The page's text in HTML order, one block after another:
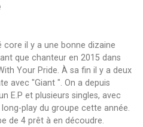
core il y a une bonne dizaine
que chanteur en 2015 dans
Your Pride. À sa fin il y a deux
avec "Giant ". On a depuis
E.P et plusieurs singles, avec
play du groupe cette année.
de 4 prêt à en découdre.